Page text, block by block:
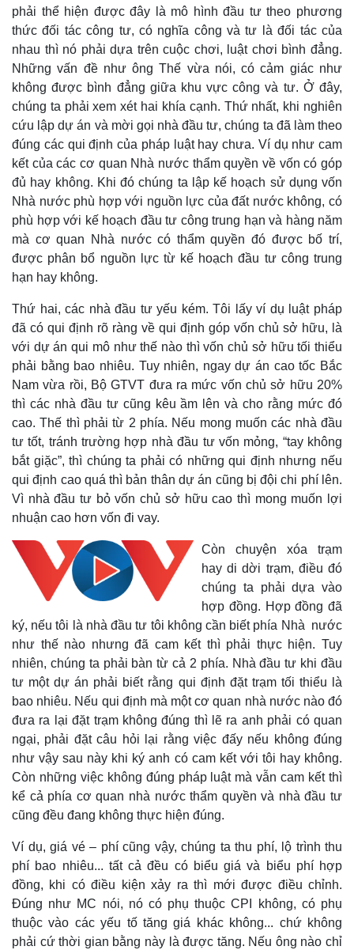
phải thể hiện được đây là mô hình đầu tư theo phương
thức đối tác công tư, có nghĩa công và tư là đối tác của
nhau thì nó phải dựa trên cuộc chơi, luật chơi bình đẳng.
Những vấn đề như ông Thế vừa nói, có cảm giác như
không được bình đẳng giữa khu vực công và tư. Ở đây,
chúng ta phải xem xét hai khía cạnh. Thứ nhất, khi nghiên
cứu lập dự án và mời gọi nhà đầu tư, chúng ta đã làm theo
đúng các qui định của pháp luật hay chưa. Ví dụ như cam
kết của các cơ quan Nhà nước thẩm quyền về vốn có góp
đủ hay không. Khi đó chúng ta lập kế hoạch sử dụng vốn
Nhà nước phù hợp với nguồn lực của đất nước không, có
phù hợp với kế hoạch đầu tư công trung hạn và hàng năm
mà cơ quan Nhà nước có thẩm quyền đó được bố trí,
được phân bổ nguồn lực từ kế hoạch đầu tư công trung
hạn hay không.
Thứ hai, các nhà đầu tư yếu kém. Tôi lấy ví dụ luật pháp
đã có qui định rõ ràng về qui định góp vốn chủ sở hữu, là
với dự án qui mô như thế nào thì vốn chủ sở hữu tối thiểu
phải bằng bao nhiêu. Tuy nhiên, ngay dự án cao tốc Bắc
Nam vừa rồi, Bộ GTVT đưa ra mức vốn chủ sở hữu 20%
thì các nhà đầu tư cũng kêu ầm lên và cho rằng mức đó
cao. Thế thì phải từ 2 phía. Nếu mong muốn các nhà đầu
tư tốt, tránh trường hợp nhà đầu tư vốn mỏng, “tay không
bắt giặc”, thì chúng ta phải có những qui định nhưng nếu
qui định cao quá thì bản thân dự án cũng bị đội chi phí lên.
Vì nhà đầu tư bỏ vốn chủ sở hữu cao thì mong muốn lợi
nhuận cao hơn vốn đi vay.
Còn chuyện xóa trạm
hay di dời trạm, điều đó
chúng ta phải dựa vào
hợp đồng. Hợp đồng đã
ký, nếu tôi là nhà đầu tư tôi không cần biết phía Nhà nước
như thế nào nhưng đã cam kết thì phải thực hiện. Tuy
nhiên, chúng ta phải bàn từ cả 2 phía. Nhà đầu tư khi đầu
tư một dự án phải biết rằng qui định đặt trạm tối thiểu là
bao nhiêu. Nếu qui định mà một cơ quan nhà nước nào đó
đưa ra lại đặt trạm không đúng thì lẽ ra anh phải có quan
ngại, phải đặt câu hỏi lại rằng việc đấy nếu không đúng
như vậy sau này khi ký anh có cam kết với tôi hay không.
Còn những việc không đúng pháp luật mà vẫn cam kết thì
kể cả phía cơ quan nhà nước thẩm quyền và nhà đầu tư
cũng đều đang không thực hiện đúng.
Ví dụ, giá vé – phí cũng vậy, chúng ta thu phí, lộ trình thu
phí bao nhiêu... tất cả đều có biểu giá và biểu phí hợp
đồng, khi có điều kiện xảy ra thì mới được điều chỉnh.
Đúng như MC nói, nó có phụ thuộc CPI không, có phụ
thuộc vào các yếu tố tăng giá khác không... chứ không
phải cứ thời gian bằng này là được tăng. Nếu ông nào chỉ